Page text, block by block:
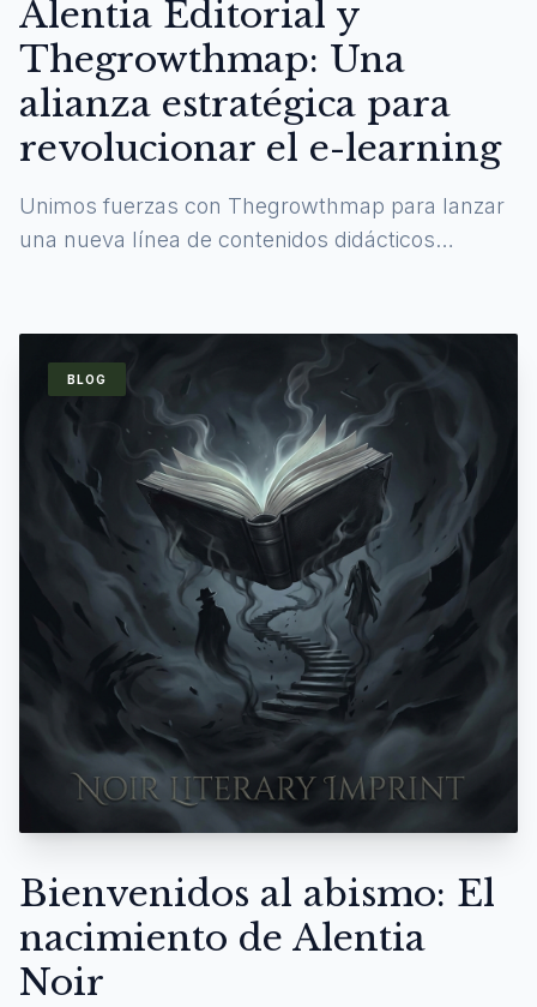
Alentia Editorial y
Thegrowthmap: Una
alianza estratégica para
revolucionar el e-learning
Unimos fuerzas con Thegrowthmap para lanzar
una nueva línea de contenidos didácticos
BLOG
Bienvenidos al abismo: El
nacimiento de Alentia
Noir